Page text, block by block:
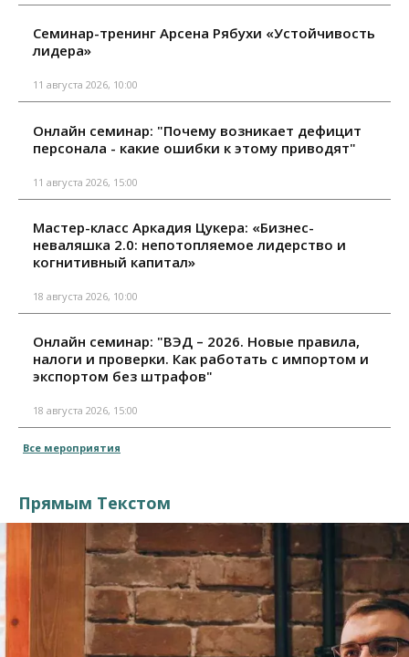
Семинар-тренинг Арсена Рябухи «Устойчивость
лидера»
11 августа 2026, 10:00
Онлайн семинар: "Почему возникает дефицит
персонала - какие ошибки к этому приводят"
11 августа 2026, 15:00
Мастер-класс Аркадия Цукера: «Бизнес-
неваляшка 2.0: непотопляемое лидерство и
когнитивный капитал»
18 августа 2026, 10:00
Онлайн семинар: "ВЭД – 2026. Новые правила,
налоги и проверки. Как работать с импортом и
экспортом без штрафов"
18 августа 2026, 15:00
Все мероприятия
Прямым Текстом